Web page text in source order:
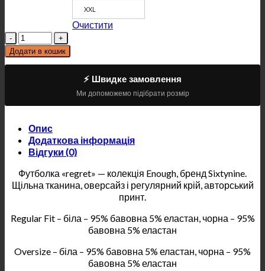
XXL
Очистити
Кількість
Додати в кошик
⚡ Швидке замовлення
Ми допоможемо підібрати розмір
Опис
Додаткова інформація
Відгуки (0)
Футболка «regret» — колекція Enough, бренд Sixtynine.
Щільна тканина, оверсайз і регулярний крій, авторський
принт.
Regular Fit – біла – 95% бавовна 5% еластан, чорна – 95%
бавовна 5% еластан
Oversize – біла – 95% бавовна 5% еластан, чорна – 95%
бавовна 5% еластан